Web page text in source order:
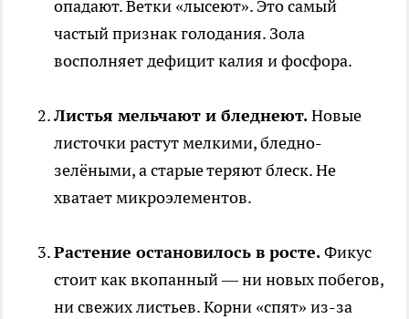
опадают. Ветки «лысеют». Это самый
частый признак голодания. Зола
восполняет дефицит калия и фосфора.
Листья мельчают и бледнеют.Новые
листочки растут мелкими, бледно-
зелёными, а старые теряют блеск. Не
хватает микроэлементов.
Растение остановилось в росте.Фикус
стоит как вкопанный — ни новых побегов,
ни свежих листьев. Корни «спят» из-за